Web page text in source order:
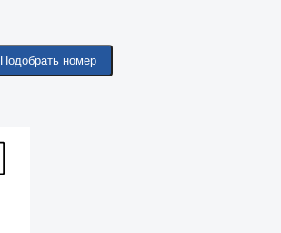
Подобрать номер